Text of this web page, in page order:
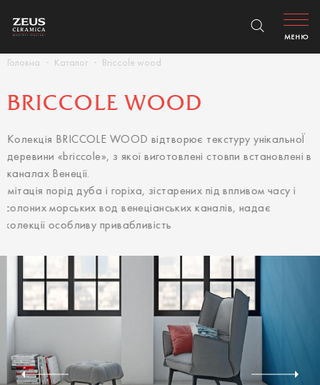
Головна Каталог Briccole wood
МЕНЮ
BRICCOLE WOOD
Колекція BRICCOLE WOOD відтворює текстуру унікальноЇ
деревини «briccole», з якої виготовлені стовпи встановлені в
каналах Венеції.
Імітація порід дуба і горіха, зістарених під впливом часу і
солоних морських вод венеціанських каналів, надає
колекції особливу привабливість